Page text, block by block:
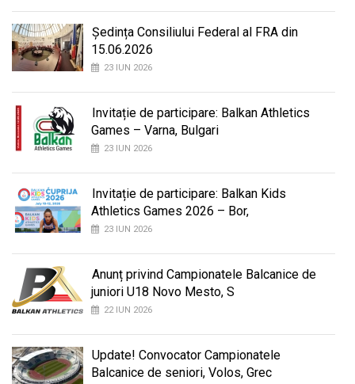
Ședința Consiliului Federal al FRA din
15.06.2026
23 IUN 2026
Invitație de participare: Balkan Athletics
Games – Varna, Bulgari
23 IUN 2026
Invitație de participare: Balkan Kids
Athletics Games 2026 – Bor,
23 IUN 2026
Anunț privind Campionatele Balcanice de
juniori U18 Novo Mesto, S
22 IUN 2026
Update! Convocator Campionatele
Balcanice de seniori, Volos, Grec